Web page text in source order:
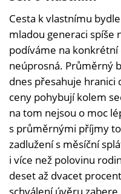
Cesta k vlastnímu
mladou generaci spíše
podíváme na konkrétní
neúprosná. Průměrný
dnes přesahuje hranici
ceny pohybují kolem
na tom nejsou o moc
s průměrnými příjmy
zadlužení s měsíční
i více než polovinu
deset až dvacet